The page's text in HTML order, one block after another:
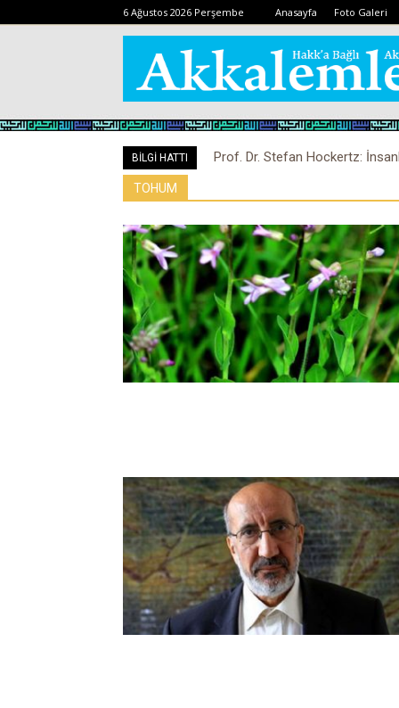
6 Ağustos 2026 Perşembe Anasayfa Foto Galeri
BİLGİ HATTI
Prof. Dr. Stefan Hockertz:
TOHUM